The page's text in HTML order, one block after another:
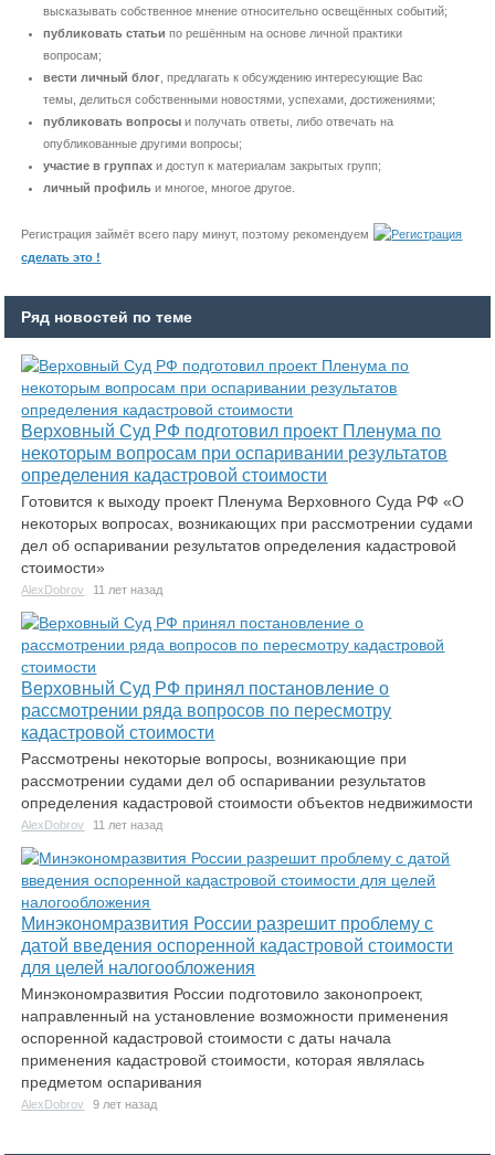
высказывать собственное мнение относительно освещённых событий;
публиковать статьи по решённым на основе личной практики
вопросам;
вести личный блог , предлагать к обсуждению интересующие Вас
темы, делиться собственными новостями, успехами, достижениями;
публиковать вопросы и получать ответы, либо отвечать на
опубликованные другими вопросы;
участие в группах и доступ к материалам закрытых групп;
личный профиль и многое, многое другое.
Регистрация займёт всего пару минут, поэтому рекомендуем
сделать это !
Ряд новостей по теме
Верховный Суд РФ подготовил проект Пленума по
некоторым вопросам при оспаривании результатов
определения кадастровой стоимости
Готовится к выходу проект Пленума Верховного Суда РФ «О
некоторых вопросах, возникающих при рассмотрении судами
дел об оспаривании результатов определения кадастровой
стоимости»
AlexDobrov 11 лет назад
Верховный Суд РФ принял постановление о
рассмотрении ряда вопросов по пересмотру
кадастровой стоимости
Рассмотрены некоторые вопросы, возникающие при
рассмотрении судами дел об оспаривании результатов
определения кадастровой стоимости объектов недвижимости
AlexDobrov 11 лет назад
Минэкономразвития России разрешит проблему с
датой введения оспоренной кадастровой стоимости
для целей налогообложения
Минэкономразвития России подготовило законопроект,
направленный на установление возможности применения
оспоренной кадастровой стоимости с даты начала
применения кадастровой стоимости, которая являлась
предметом оспаривания
AlexDobrov 9 лет назад